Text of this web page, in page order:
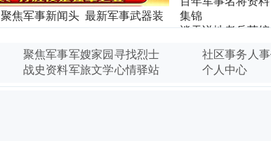
聚焦军事新闻头
条
最新军事武器装
备
集锦
谈天说地老兵茶馆
中国老兵苑爱心活
中国老兵苑网爱心
聚焦军事军嫂家园 寻找烈士
战史资料军旅文学心情驿站
社区事务 人
个人中心